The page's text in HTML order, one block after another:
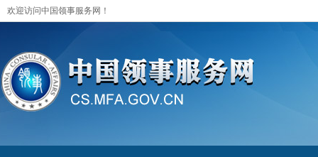
欢迎访问中国领事服务网！